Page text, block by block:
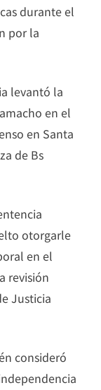
durante el
por la
levantó la
en el
en Santa
de Bs
otorgarle
en el
revisión
Justicia
consideró